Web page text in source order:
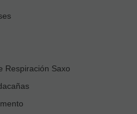
Respiración Saxo